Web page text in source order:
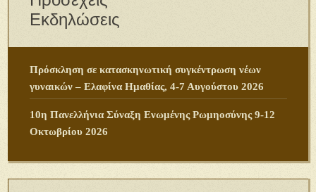
Εκδηλώσεις
Πρόσκληση σε κατασκηνωτική συγκέντρωση νέων
γυναικών – Ελαφίνα Ημαθίας, 4-7 Αυγούστου 2026
10η Πανελλήνια Σύναξη Ενωμένης Ρωμηοσύνης 9-12
Οκτωβρίου 2026